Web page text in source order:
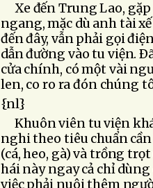
Xe đến Trung Lao,
ngang, mặc dù anh tài
đến đây, vẫn phải gọi
dẫn đường vào tu viện.
cửa chính, có một vài
len, co ro ra đón chúng
{nl}
Khuôn viên tu viện
nghi theo tiêu chuẩn
(cá, heo, gà) và trồng
hái này ngay cả chỉ
việc phải nuôi thêm